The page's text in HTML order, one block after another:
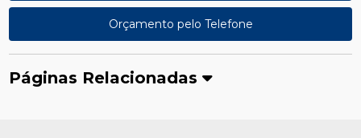
Orçamento pelo Telefone
Páginas Relacionadas